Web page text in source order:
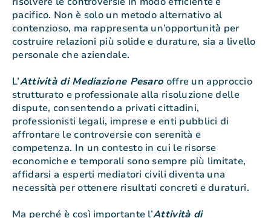
pacifico. Non è solo un metodo alternativo al
contenzioso, ma rappresenta un’opportunità per
costruire relazioni più solide e durature, sia a livello
personale che aziendale.
L’Attività di Mediazione Pesaro offre un approccio
strutturato e professionale alla risoluzione delle
dispute, consentendo a privati cittadini,
professionisti legali, imprese e enti pubblici di
affrontare le controversie con serenità e
competenza. In un contesto in cui le risorse
economiche e temporali sono sempre più limitate,
affidarsi a esperti mediatori civili diventa una
necessità per ottenere risultati concreti e duraturi.
Ma perché è così importante l’Attività di